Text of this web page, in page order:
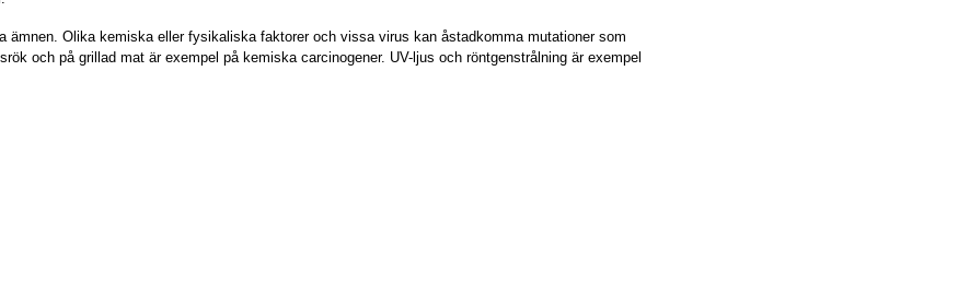
ämnen. Olika kemiska eller fysikaliska faktorer och vissa virus kan åstadkomma mutationer som
och på grillad mat är exempel på kemiska carcinogener. UV-ljus och röntgenstrålning är exempel